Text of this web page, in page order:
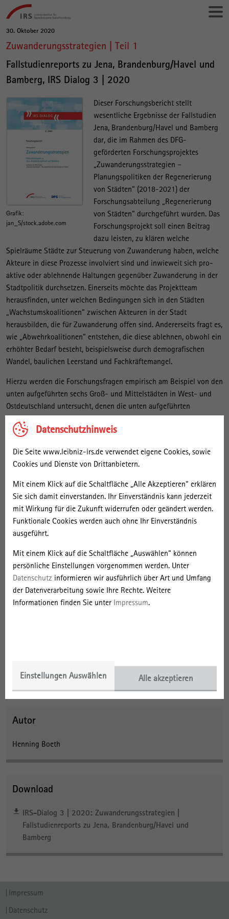
Datenschutzhinweis
Die Seite www.leibniz-irs.de verwendet eigene Cookies, sowie
Cookies und Dienste von Drittanbietern.
Mit einem Klick auf die Schaltfläche „Alle Akzeptieren“ erklären
Sie sich damit einverstanden. Ihr Einverständnis kann jederzeit
mit Wirkung für die Zukunft widerrufen oder geändert werden.
Funktionale Cookies werden auch ohne Ihr Einverständnis
ausgeführt.
Mit einem Klick auf die Schaltfläche „Auswählen“ können
persönliche Einstellungen vorgenommen werden. Unter
Datenschutz informieren wir ausführlich über Art und Umfang
der Datenverarbeitung sowie Ihre Rechte. Weitere
Informationen finden Sie unter Impressum.
Einstellungen Auswählen Alle akzeptieren
Gehe
direkt
zu:
Leibniz-
Institut
für
Raumbezogene
Hauptinhalt
30. Oktober 2020
Zuwanderungsstrategien | Teil 1
Fallstudienreports zu Jena, Brandenburg/Havel und
Bamberg, IRS Dialog 3 | 2020
Grafik:
jan_S/stock.adobe.com
Dieser Forschungsbericht stellt
wesentliche Ergebnisse der Fallstudien
Jena, Brandenburg/Havel und Bamberg
dar, die im Rahmen des DFG-
geförderten Forschungsprojektes
„Zuwanderungsstrategien –
Planungspolitiken der Regenerierung
von Städten“ (2018-2021) der
Forschungsabteilung „Regenerierung
von Städten“ durchgeführt wurden. Das
Forschungsprojekt soll einen Beitrag
dazu leisten, zu klären welche
Spielräume Städte zur Steuerung von Zuwanderung haben, welche
Akteure in diese Prozesse involviert sind und inwieweit sich pro-
aktive oder ablehnende Haltungen gegenüber Zuwanderung in der
Stadtpolitik durchsetzen. Einerseits möchte das Projektteam
herausfinden, unter welchen Bedingungen sich in den Städten
„Wachstumskoalitionen“ zwischen Akteuren in der Stadt
herausbilden, die für Zuwanderung offen sind. Andererseits fragt es,
wie „Abwehrkoalitionen“ entstehen, die diese ablehnen, obwohl ein
erhöhter Bedarf besteht, beispielsweise durch demografischen
Wandel, baulichen Leerstand und Fachkräftemangel.
Hierzu werden die Forschungsfragen empirisch am Beispiel von den
unten aufgeführten sechs Groß- und Mittelstädten in West- und
Ostdeutschland untersucht, denen die unten aufgeführten
Antriebsfaktoren für kommunale Zuwanderungsstrategien zugrunde
liegen. Die Ergebnisse aus den Fallstudien Göttingen, Ravensburg
Göttingen und Jena, in denen der internationale Wettbewerb
Technologieunternehmen propagiert wird;
Bamberg und Brandenburg an der Havel, die
stadtentwicklungspolitisch insbesondere auf Zuwanderung
aus dem Umland setzen, um den lokalen Wohnungsmarkt zu
Ravensburg und Wismar, in denen die Zuwanderung von
Fachkräften aus dem In- und Ausland auf dem Arbeitsmarkt
besonders gefragt ist.
Um die Forschungsfragen zu beantworten, verknüpft das Projekt
Autor
Henning Boeth
Download
IRS-Dialog 3 | 2020: Zuwanderungsstrategien |
Fallstudienreports zu Jena, Brandenburg/Havel und
Bamberg
Impressum
Datenschutz